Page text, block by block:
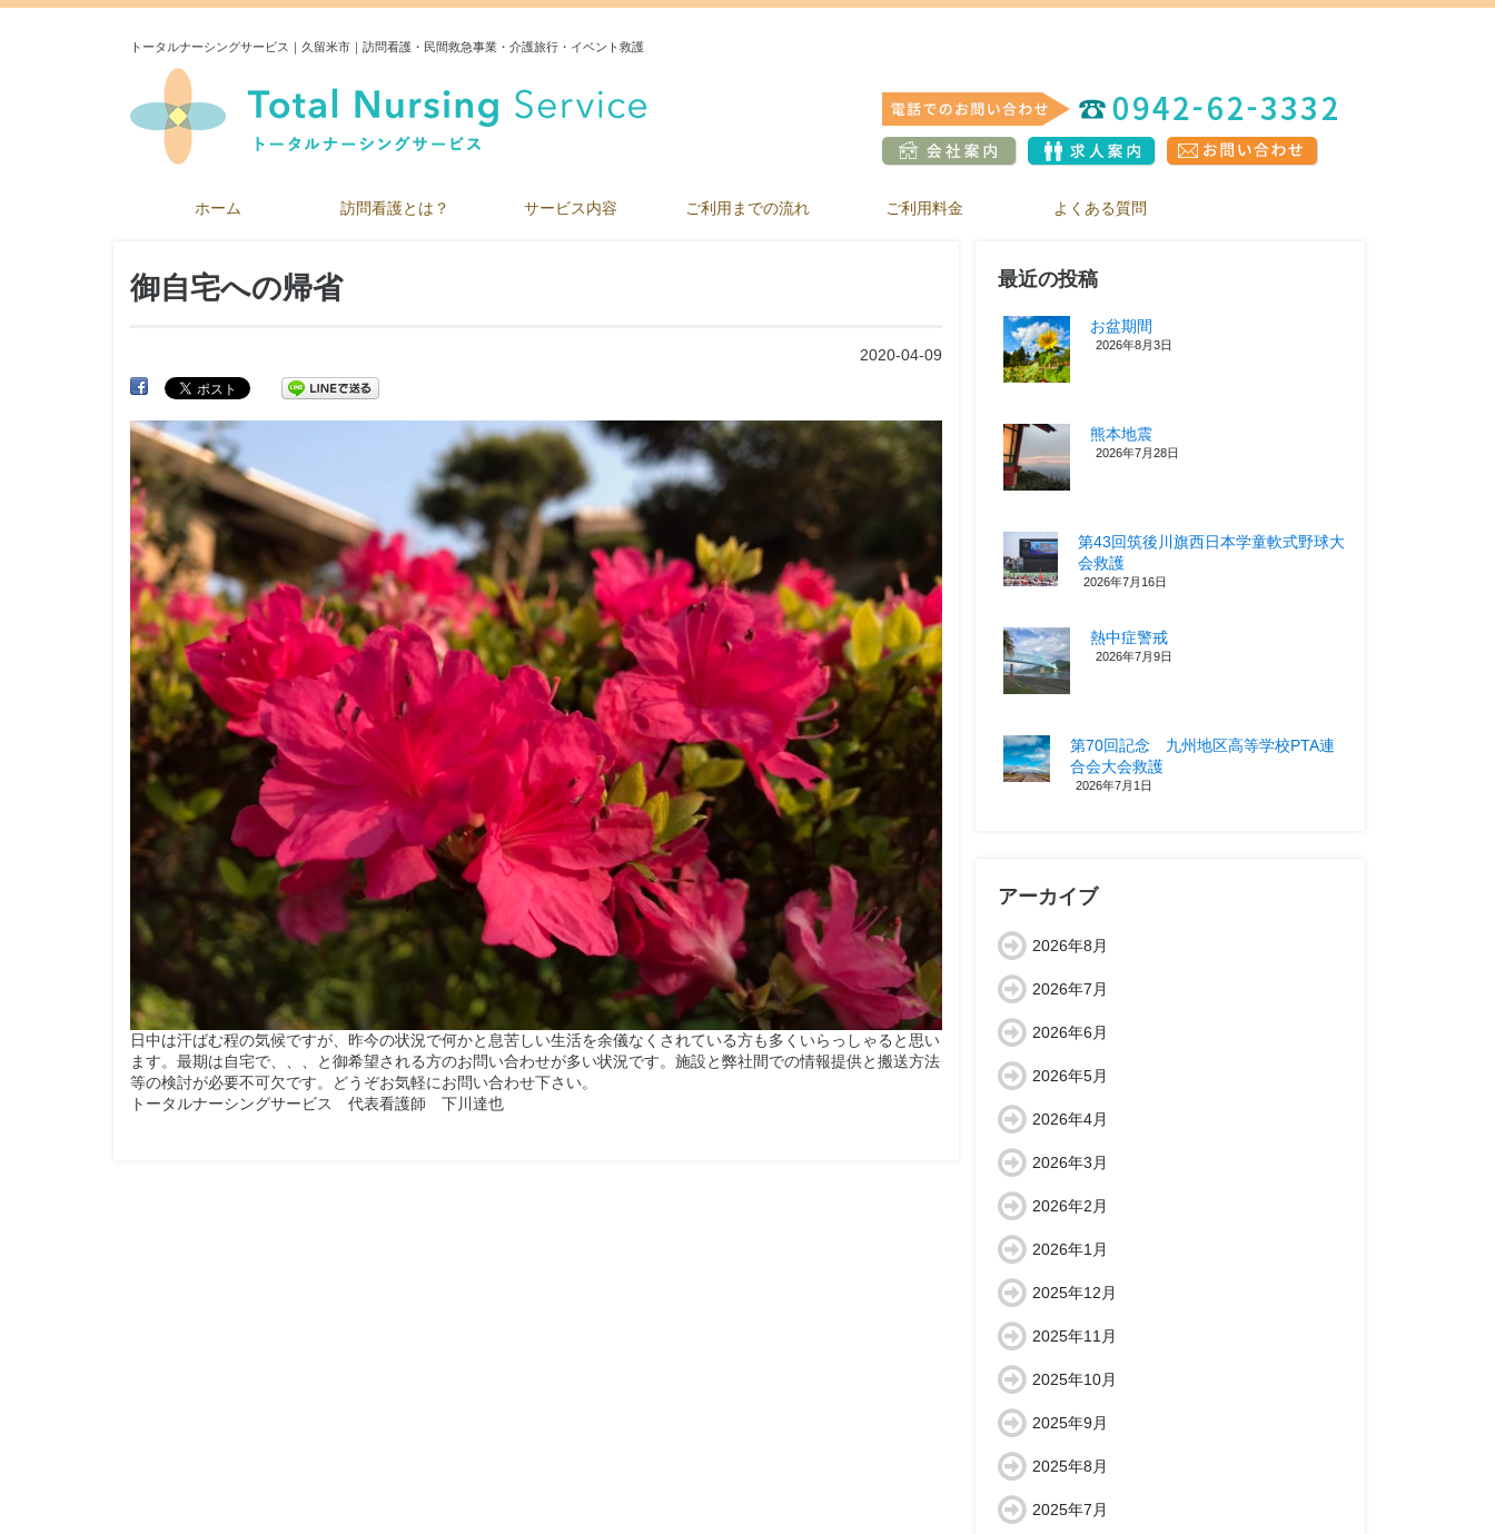
トータルナーシングサービス｜久留米市｜訪問看護・民間救急事業・介護旅行・イベント救護
ホーム 訪問看護とは？ サービス内容 ご利用までの流れ ご利用料金 よくある質問
御自宅への帰省
2020-04-09
日中は汗ばむ程の気候ですが、昨今の状況で何かと息苦しい生活を余儀なくされている方も多くいらっしゃると思い
ます。最期は自宅で、、、と御希望される方のお問い合わせが多い状況です。施設と弊社間での情報提供と搬送方法
等の検討が必要不可欠です。どうぞお気軽にお問い合わせ下さい。
トータルナーシングサービス 代表看護師 下川達也
最近の投稿
お盆期間
2026年8月3日
熊本地震
2026年7月28日
第43回筑後川旗西日本学童軟式野球大
会救護
2026年7月16日
熱中症警戒
2026年7月9日
第70回記念 九州地区高等学校PTA連
合会大会救護
2026年7月1日
アーカイブ
2026年8月
2026年7月
2026年6月
2026年5月
2026年4月
2026年3月
2026年2月
2026年1月
2025年12月
2025年11月
2025年10月
2025年9月
2025年8月
2025年7月